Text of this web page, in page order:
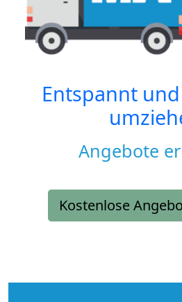
Entspannt
Angebote
Kostenlose